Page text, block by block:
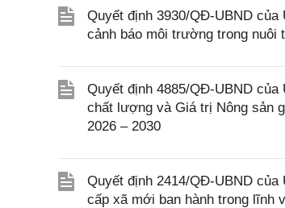
Quyết định 3930/QĐ-UBND của
cảnh báo môi trường trong nuôi
Quyết định 4885/QĐ-UBND của
chất lượng và Giá trị Nông sản
2026 – 2030
Quyết định 2414/QĐ-UBND của
cấp xã mới ban hành trong lĩnh